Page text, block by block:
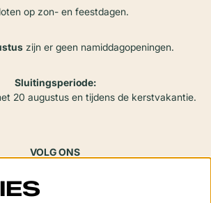
op zon- en feestdagen.
zijn er geen namiddagopeningen.
Sluitingsperiode:
20 augustus en tijdens de kerstvakantie.
VOLG ONS